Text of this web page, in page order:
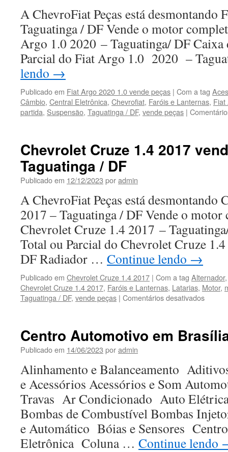
A ChevroFiat Peças está
Taguatinga / DF Vende o motor
Argo 1.0 2020 – Taguatinga/ DF
Parcial do Fiat Argo 1.0 2020 –
lendo →
Publicado em Fiat Argo 2020 1.0 vende peças | Com a tag
Câmbio, Central Eletrônica, Chevrofiat, Faróis e Lanternas, Fiat
partida, Suspensão, Taguatinga / DF, vende peças |
Chevrolet Cruze 1.4 2017
Taguatinga / DF
Publicado em 12/12/2023 poradmin
A ChevroFiat Peças está desmontando
2017 – Taguatinga / DF Vende o
Chevrolet Cruze 1.4 2017 –
Total ou Parcial do Chevrolet Cruze
DF Radiador … Continue lendo →
Publicado em Chevrolet Cruze 1.4 2017 | Com a tag Alternador
Chevrolet Cruze 1.4 2017, Faróis e Lanternas, Latarias, Motor,
Taguatinga / DF, vende peças | Comentários desativados
1.4
2017
em
/
DF
Centro Automotivo em
Publicado em 14/06/2023 poradmin
Alinhamento e Balanceamento
e Acessórios Acessórios e Som
Travas Ar Condicionado Auto
Bombas de Combustível Bombas
e Automático Bóias e Sensores
Eletrônica Coluna … Continue lendo